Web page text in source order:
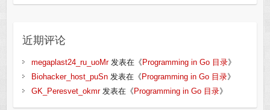
近期评论
megaplast24_ru_uoMr发表在《 Programming in Go 目录》
Biohacker_host_puSn发表在《 Programming in Go 目录》
GK_Peresvet_okmr发表在《 Programming in Go 目录》